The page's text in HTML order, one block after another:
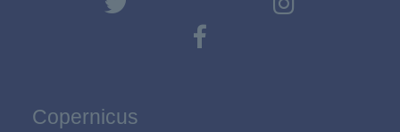
Copernicus